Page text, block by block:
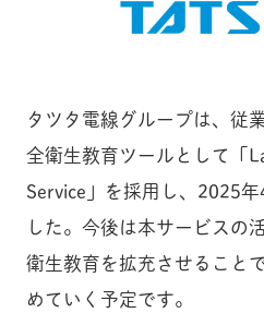
タツタ電線グループは、従
全衛生教育ツールとして「
Service」を採用し、2025
した。今後は本サービスの
衛生教育を拡充させること
めていく予定です。